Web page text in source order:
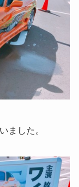
ました。